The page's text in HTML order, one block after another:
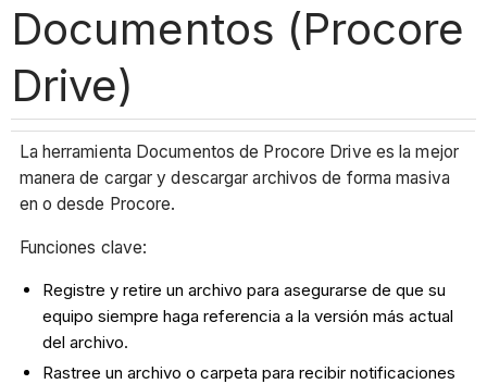
Documentos (Procore
Drive)
La herramienta Documentos de Procore Drive es la mejor
manera de cargar y descargar archivos de forma masiva
en o desde Procore.
Funciones clave:
Registre y retire un archivo para asegurarse de que su
equipo siempre haga referencia a la versión más actual
del archivo.
Rastree un archivo o carpeta para recibir notificaciones